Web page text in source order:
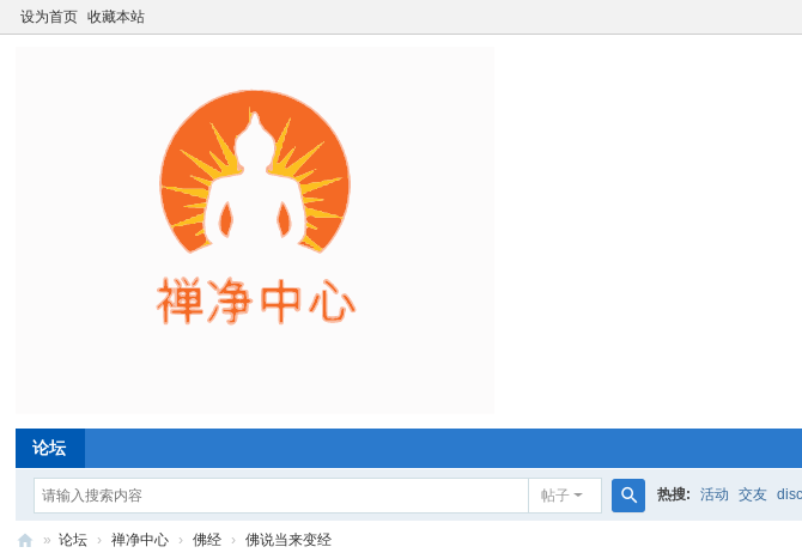
设为首页 收藏本站
论坛
帖子 热搜: 活动 交友
» 论坛 › 禅净中心 › 佛经 › 佛说当来变经